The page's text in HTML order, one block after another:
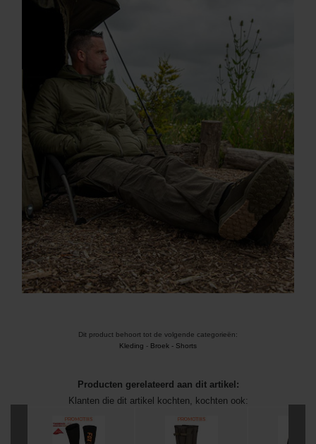
Dit product behoort tot de volgende categorieën:
Kleding - Broek - Shorts
Producten gerelateerd aan dit artikel:
Klanten die dit artikel kochten, kochten ook: